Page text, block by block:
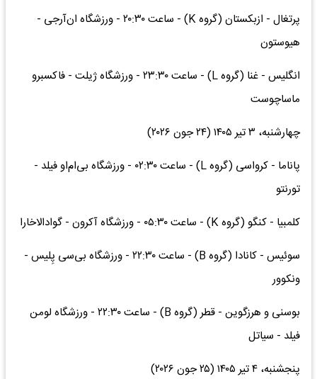
پرتغال - ازبکستان (گروه K) - ساعت ۲۰:۳۰ - ورزشگاه ان‌آرجی -
هیوستون
انگلیس - غنا (گروه L) - ساعت ۲۳:۳۰ - ورزشگاه ژیلت - فاکسبرو
ماساچوست
چهارشنبه، ۳ تیر ۱۴۰۵ (۲۴ جون ۲۰۲۶)
پاناما - کرواسی (گروه L) - ساعت ۰۲:۳۰ - ورزشگاه بی‌ام‌او فیلد -
تورنتو
کلمبیا - کنگو (گروه K) - ساعت ۰۵:۳۰ - ورزشگاه آکرون - گوادالاخارا
سوئیس - کانادا (گروه B) - ساعت ۲۲:۳۰ - ورزشگاه بی‌سی پِلیس -
ونکوور
بوسنی و هرزگوین - قطر (گروه B) - ساعت ۲۲:۳۰ - ورزشگاه لومن
فیلد - سیاتل
پنجشنبه، ۴ تیر ۱۴۰۵ (۲۵ جون ۲۰۲۶)